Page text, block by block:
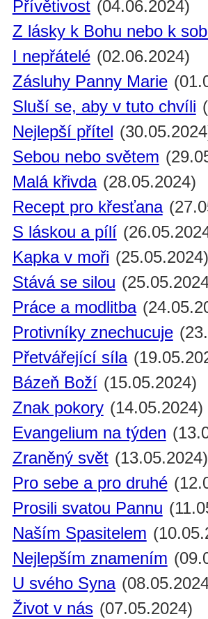
Přívětivost (04.06.2024)
Z lásky k Bohu nebo k
I nepřátelé (02.06.2024)
Zásluhy Panny Marie
Sluší se, aby v tuto chvíli
Nejlepší přítel
Sebou nebo světem
Malá křivda (28.05.2024)
Recept pro křesťana
S láskou a pílí
Kapka v moři (25.05.2024)
Stává se silou
Práce a modlitba
Protivníky znechucuje
Přetvářející síla
Bázeň Boží (15.05.2024)
Znak pokory (14.05.2024)
Evangelium na týden
Zraněný svět (13.05.2024)
Pro sebe a pro druhé
Prosili svatou Pannu
Naším Spasitelem
Nejlepším znamením
U svého Syna
Život v nás (07.05.2024)